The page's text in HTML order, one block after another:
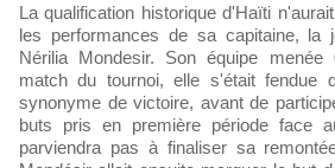
La qualification historique d'Haïti
les performances de sa capitaine, la
Nérilia Mondesir. Son équipe
match du tournoi, elle s'était fendue
synonyme de victoire, avant de
buts pris en première période face
parviendra pas à finaliser sa